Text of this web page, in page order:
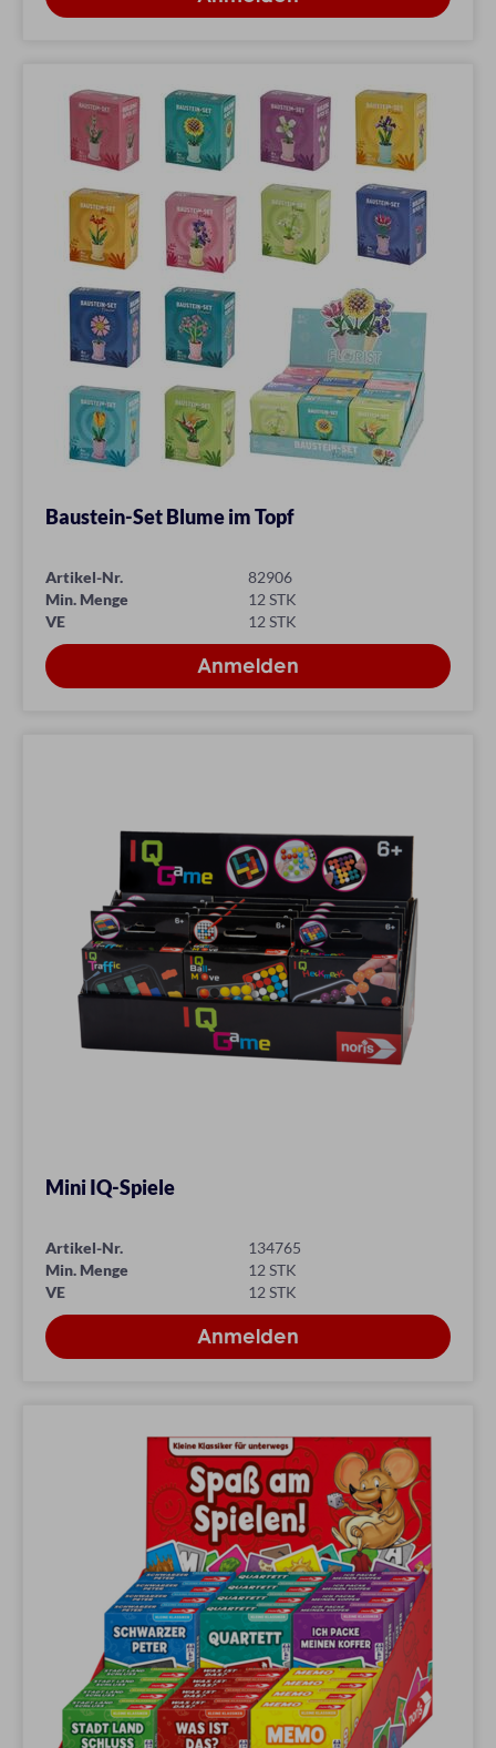
Baustein-Set Blume im Topf
Artikel-Nr.
82906
Min. Menge
12 STK
VE
12 STK
Mini IQ-Spiele
Artikel-Nr.
134765
Min. Menge
12 STK
VE
12 STK